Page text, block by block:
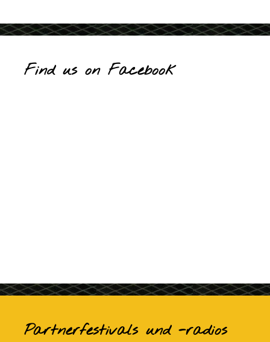
Find us on Facebook
Partnerfestivals und -radios